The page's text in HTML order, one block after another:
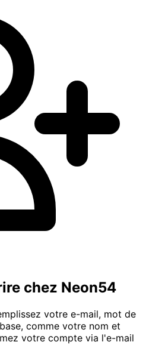
chez Neon54
votre e-mail, mot de
comme votre nom et
votre compte via l'e-mail